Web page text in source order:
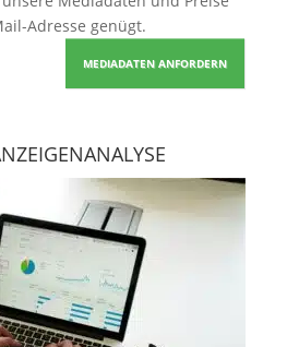
Adresse genügt.
MEDIADATEN ANFORDERN